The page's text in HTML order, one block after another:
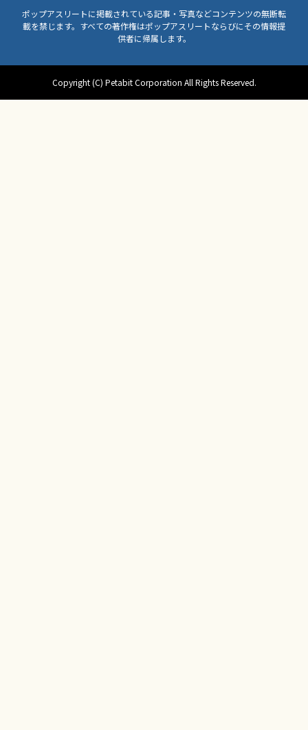
ポップアスリートに掲載されている記事・写真などコンテンツの無断転
載を禁じます。すべての著作権はポップアスリートならびにその情報提
供者に帰属します。
Copyright (C) Petabit Corporation All Rights Reserved.